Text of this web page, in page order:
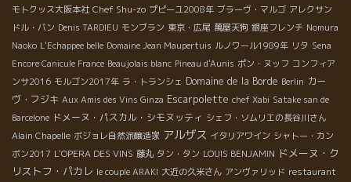
モトクッス大阪本社 Chef Shu-zo プピーユ2008年 ブラーヴ・マルゴ アレクサン
ドル・バン Denis TARDIEU モンブラン 東京・広尾 萬屋天狗 銀座フレンチ Nomura
Naoko L'Echappee belle Domaine Jean Maupertuis ルノワール1989年 リタ Sena
Encore Canicule France Beaujolais blanc Pineau d'Aunis ポン・ヌッフ コンフィア
ンサ2016 モルゴン2017年 ラ・トランシェ Domaine de la Borde Berlin カー
ヴ・フジキ Aux Amis des Vins Ginza Escarpolette chef Xabi Satake san de
Barcelone ドメーヌ・パスカル・シモヌッティ シェフ・ソムリエの長谷川さん
Alain Chapelle ボジョレ自然派醸造家 アルザス イタリアワイン シャトー・カン
ボン2017 L'OPERA DES VINS 藤丸 タン・タン LOUIS BENJAMIN ドメーヌ・ク
リストフ・パカレ le couple ARAKI 大近の久米さん アンヴァリッド restaurant